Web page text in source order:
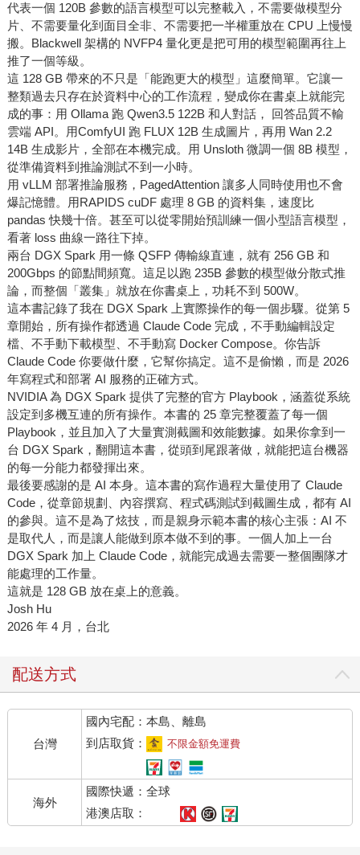
代表一個 120B 參數的語言模型可以完整載入，不需要做模型分
片、不需要量化到面目全非、不需要把一半權重放在 CPU 上慢慢
搬。Blackwell 架構的 NVFP4 量化更是把可用的模型範圍再往上
推了一個等級。
這 128 GB 帶來的不只是「能跑更大的模型」這麼簡單。它讓一
整類過去只存在於資料中心的工作流程，變成你在書桌上就能完
成的事：用 Ollama 跑 Qwen3.5 122B 和人對話， 回答品質不輸
雲端 API。用ComfyUI 跑 FLUX 12B 生成圖片，再用 Wan 2.2
14B 生成影片，全部在本機完成。用 Unsloth 微調一個 8B 模型，
從準備資料到推論測試不到一小時。
用 vLLM 部署推論服務，PagedAttention 讓多人同時使用也不會
爆記憶體。用RAPIDS cuDF 處理 8 GB 的資料集，速度比
pandas 快幾十倍。甚至可以從零開始預訓練一個小型語言模型，
看著 loss 曲線一路往下掉。
兩台 DGX Spark 用一條 QSFP 傳輸線直連，就有 256 GB 和
200Gbps 的節點間頻寬。這足以跑 235B 參數的模型做分散式推
論，而整個「叢集」就放在你書桌上，功耗不到 500W。
這本書記錄了我在 DGX Spark 上實際操作的每一個步驟。從第 5
章開始，所有操作都透過 Claude Code 完成，不手動編輯設定
檔、不手動下載模型、不手動寫 Docker Compose。你告訴
Claude Code 你要做什麼，它幫你搞定。這不是偷懶，而是 2026
年寫程式和部署 AI 服務的正確方式。
NVIDIA 為 DGX Spark 提供了完整的官方 Playbook，涵蓋從系統
設定到多機互連的所有操作。本書的 25 章完整覆蓋了每一個
Playbook，並且加入了大量實測截圖和效能數據。如果你拿到一
台 DGX Spark，翻開這本書，從頭到尾跟著做，就能把這台機器
的每一分能力都發揮出來。
最後要感謝的是 AI 本身。這本書的寫作過程大量使用了 Claude
Code，從章節規劃、內容撰寫、程式碼測試到截圖生成，都有 AI
的參與。這不是為了炫技，而是親身示範本書的核心主張：AI 不
是取代人，而是讓人能做到原本做不到的事。一個人加上一台
DGX Spark 加上 Claude Code，就能完成過去需要一整個團隊才
能處理的工作量。
這就是 128 GB 放在桌上的意義。
Josh Hu
2026 年 4 月，台北
配送方式
台灣
國內宅配：本島、離島
到店取貨：
不限金額免運費
海外
國際快遞：全球
港澳店取：